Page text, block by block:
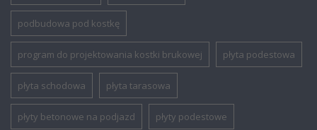
podbudowa pod kostkę
program do projektowania kostki brukowej płyta podestowa
płyta schodowa płyta tarasowa
płyty betonowe na podjazd płyty podestowe